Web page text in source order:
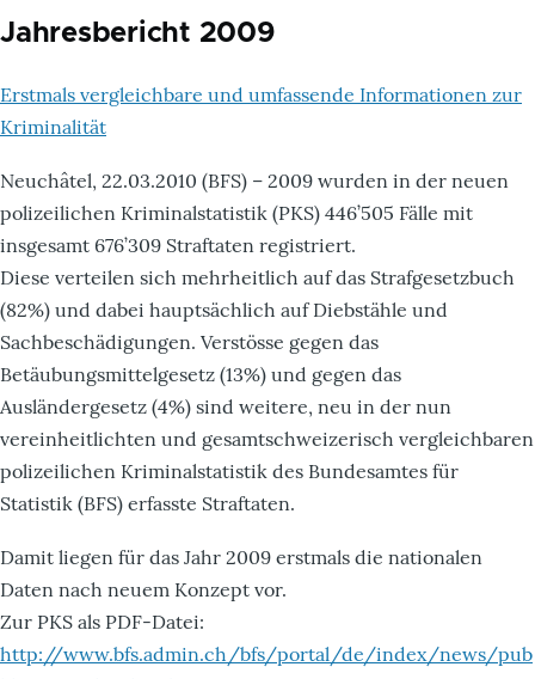
Jahresbericht 2009
Erstmals vergleichbare und umfassende Informationen zur
Kriminalität
Neuchâtel, 22.03.2010 (BFS) – 2009 wurden in der neuen
polizeilichen Kriminalstatistik (PKS) 446’505 Fälle mit
insgesamt 676’309 Straftaten registriert.
Diese verteilen sich mehrheitlich auf das Strafgesetzbuch
(82%) und dabei hauptsächlich auf Diebstähle und
Sachbeschädigungen. Verstösse gegen das
Betäubungsmittelgesetz (13%) und gegen das
Ausländergesetz (4%) sind weitere, neu in der nun
vereinheitlichten und gesamtschweizerisch vergleichbaren
polizeilichen Kriminalstatistik des Bundesamtes für
Statistik (BFS) erfasste Straftaten.
Damit liegen für das Jahr 2009 erstmals die nationalen
Daten nach neuem Konzept vor.
Zur PKS als PDF-Datei:
http://www.bfs.admin.ch/bfs/portal/de/index/news/pub